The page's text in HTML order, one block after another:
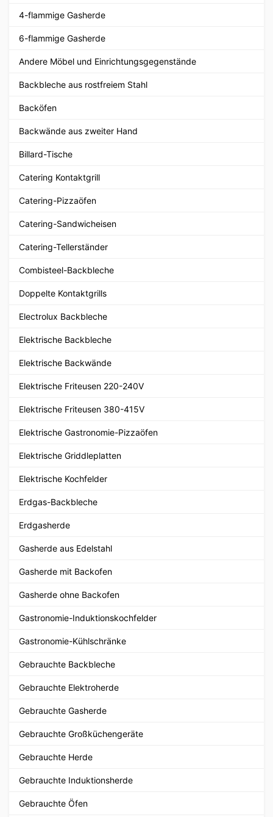
4-flammige Gasherde
6-flammige Gasherde
Andere Möbel und Einrichtungsgegenstände
Backbleche aus rostfreiem Stahl
Backöfen
Backwände aus zweiter Hand
Billard-Tische
Catering Kontaktgrill
Catering-Pizzaöfen
Catering-Sandwicheisen
Catering-Tellerständer
Combisteel-Backbleche
Doppelte Kontaktgrills
Electrolux Backbleche
Elektrische Backbleche
Elektrische Backwände
Elektrische Friteusen 220-240V
Elektrische Friteusen 380-415V
Elektrische Gastronomie-Pizzaöfen
Elektrische Griddleplatten
Elektrische Kochfelder
Erdgas-Backbleche
Erdgasherde
Gasherde aus Edelstahl
Gasherde mit Backofen
Gasherde ohne Backofen
Gastronomie-Induktionskochfelder
Gastronomie-Kühlschränke
Gebrauchte Backbleche
Gebrauchte Elektroherde
Gebrauchte Gasherde
Gebrauchte Großküchengeräte
Gebrauchte Herde
Gebrauchte Induktionsherde
Gebrauchte Öfen